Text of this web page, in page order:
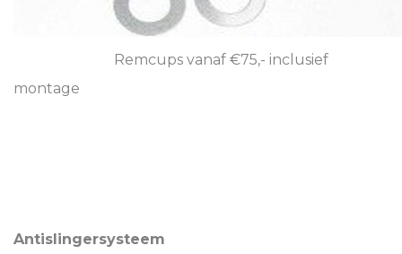
Remcups vanaf €75,- inclusief
montage
Antislingersysteem